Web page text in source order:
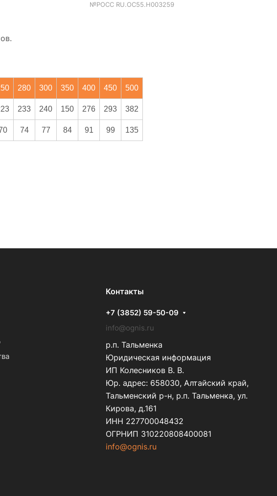
№РОСС RU.ОС55.Н003259
280 300 350 400 450 500
233 240 150 276 293 382
74 77 84 91 99 135
Контакты
+7 (3852) 59-50-09
info@ognis.ru
р.п. Тальменка
Юридическая информация
ИП Колесников В. В.
Юр. адрес: 658030, Алтайский край,
Тальменский р-н, р.п. Тальменка, ул.
Кирова, д.161
ИНН 227700048432
ОГРНИП 310220808400081
info@ognis.ru